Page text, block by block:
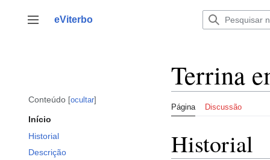
para
Alternar barra lateral
eViterbo
Conteúdo ocultar
Início
Historial
Descrição
Terrina
Página Discussão
Historial